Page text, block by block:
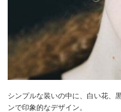
シンプルな装いの中に、白い花、
ンで印象的なデザイン。